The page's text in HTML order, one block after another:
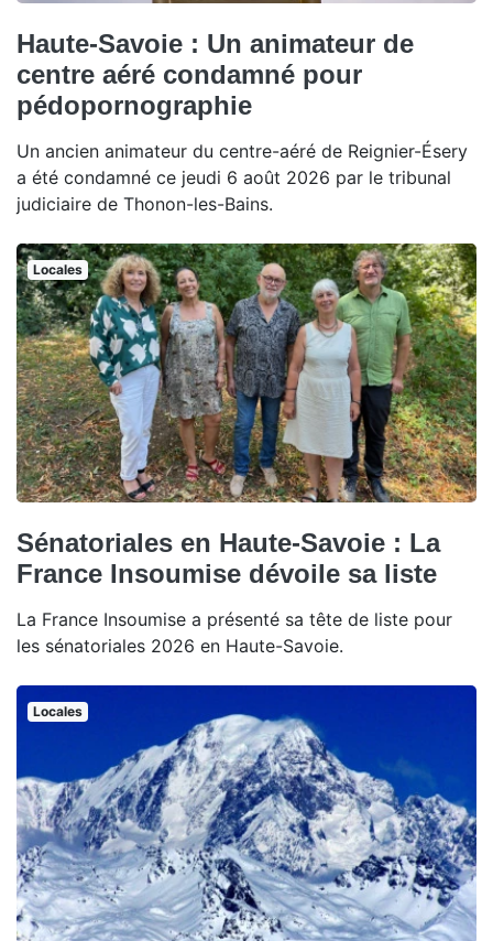
Haute-Savoie : Un animateur de
centre aéré condamné pour
pédopornographie
Un ancien animateur du centre-aéré de Reignier-Ésery
a été condamné ce jeudi 6 août 2026 par le tribunal
judiciaire de Thonon-les-Bains.
Locales
Sénatoriales en Haute-Savoie : La
France Insoumise dévoile sa liste
La France Insoumise a présenté sa tête de liste pour
les sénatoriales 2026 en Haute-Savoie.
Locales